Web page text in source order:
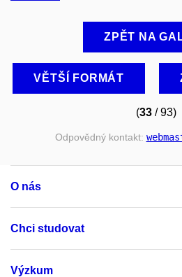
ZPĚT NA
VĚTŠÍ FORMÁT
(33 / 93)
Odpovědný kontakt:
O nás
Chci studovat
Výzkum